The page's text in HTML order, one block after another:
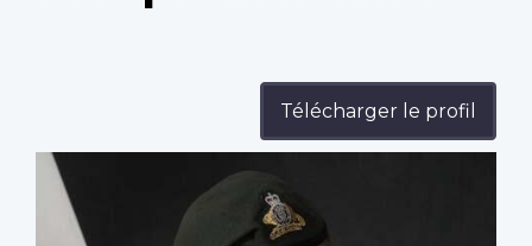
Télécharger le profil